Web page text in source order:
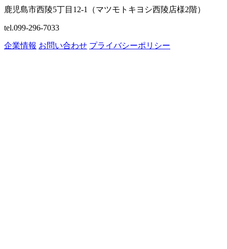
鹿児島市西陵5丁目12-1（マツモトキヨシ西陵店様2階）
tel.099-296-7033
企業情報 お問い合わせ プライバシーポリシー